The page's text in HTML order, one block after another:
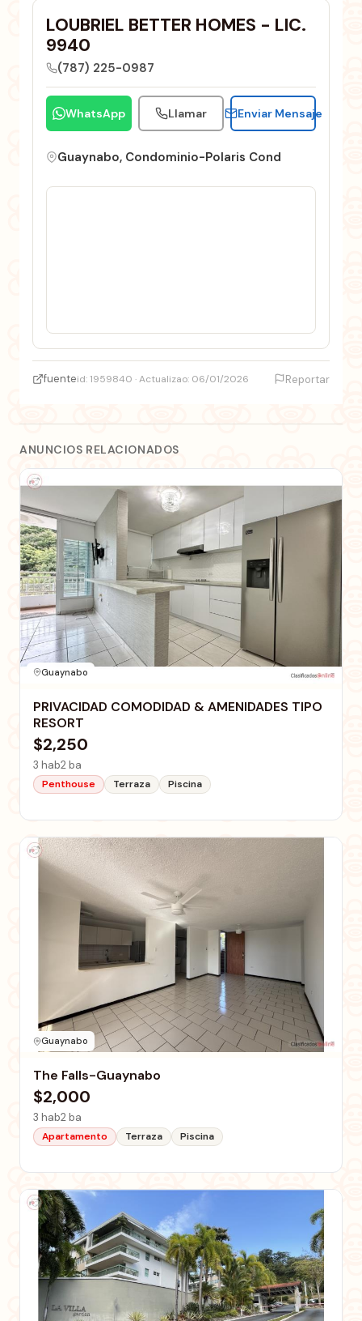
LOUBRIEL BETTER HOMES - LIC.
9940
(787) 225-0987
WhatsApp Llamar Enviar Mensaje
Guaynabo, Condominio-Polaris Cond
fuenteid: 1959840 · Actualizao: 06/01/2026 Reportar
ANUNCIOS RELACIONADOS
Guaynabo
PRIVACIDAD COMODIDAD & AMENIDADES TIPO
RESORT
$2,250
3 hab2 ba
Penthouse Terraza Piscina
Guaynabo
The Falls-Guaynabo
$2,000
3 hab2 ba
Apartamento Terraza Piscina